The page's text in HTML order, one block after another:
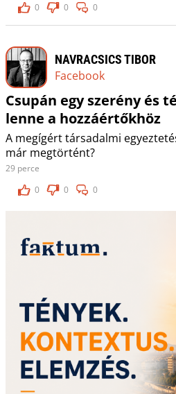
0
0 0
NAVRACSICS TIBOR
Facebook
Csupán egy szerény és
lenne a hozzáértőkhöz
A megígért társadalmi
már megtörtént?
29 perce
0
0 0